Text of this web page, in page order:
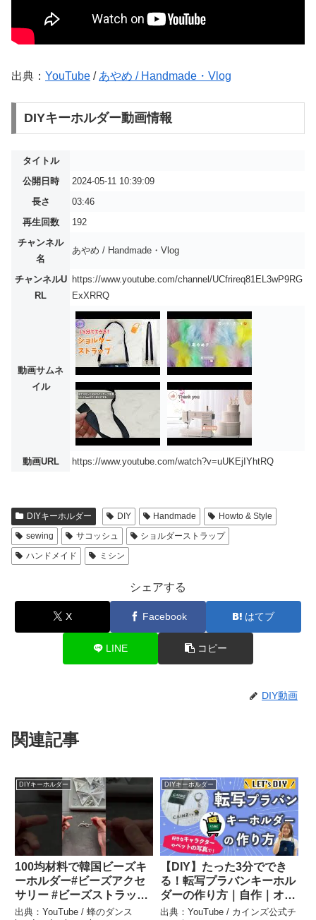
出典： YouTube / あやめ / Handmade・Vlog
DIYキーホルダー動画情報
タイトル
公開日時
2024-05-11 10:39:09
長さ
03:46
再生回数
192
チャンネル
名
あやめ / Handmade・Vlog
チャンネルU
RL
https://www.youtube.com/channel/UCfrireq81EL3wP9RG
ExXRRQ
動画サムネ
イル
動画URL https://www.youtube.com/watch?v=uUKEjIYhtRQ
DIYキーホルダー DIY Handmade
Howto & Style
sewing
サコッシュ
ショルダーストラップ
ハンドメイド
ミシン
シェアする
X Facebook はてブ
LINE コピー
DIY動画
関連記事
DIYキーホルダー
100均材料で韓国ビーズキ
ーホルダー#ビーズアクセ
サリー #ビーズストラップ
#ビーズ #セリア #ダイソー
出典：YouTube / 蜂のダンス
DIYキーホルダー
【DIY】たった3分ででき
る！転写プラバンキーホル
ダーの作り方｜自作｜オリ
ジナル【カインズ】 – カイ
出典：YouTube / カインズ公式チ